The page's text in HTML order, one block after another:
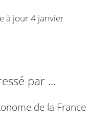
à jour4 janvier
par ...